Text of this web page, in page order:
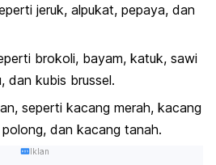
jeruk, alpukat, pepaya, dan
brokoli, bayam, katuk, sawi
dan kubis brussel.
seperti kacang merah, kacang
dan kacang tanah.
Iklan